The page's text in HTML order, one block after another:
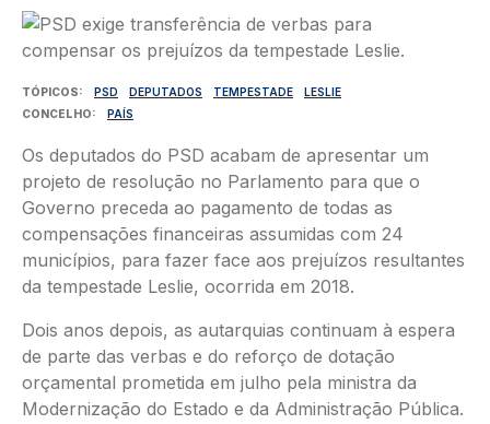
Imagem
TÓPICOS PSD DEPUTADOS TEMPESTADE
LESLIE
CONCELHO
PAÍS
Os deputados do PSD acabam de apresentar um
projeto de resolução no Parlamento para que o
Governo preceda ao pagamento de todas as
compensações financeiras assumidas com 24
municípios, para fazer face aos prejuízos resultantes
da tempestade Leslie, ocorrida em 2018.
Dois anos depois, as autarquias continuam à espera
de parte das verbas e do reforço de dotação
orçamental prometida em julho pela ministra da
Modernização do Estado e da Administração Pública.